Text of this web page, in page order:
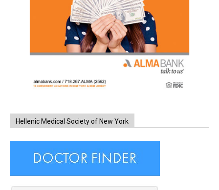
Hellenic Medical Society of New York